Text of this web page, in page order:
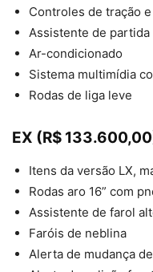
Controles de tração
Assistente de partida
Ar-condicionado
Sistema multimídia
Rodas de liga leve
EX (R$
Itens da versão LX,
Rodas aro 16” com
Assistente de farol
Faróis de neblina
Alerta de mudança